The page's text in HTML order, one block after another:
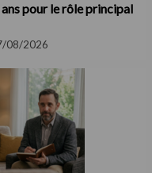
pour le rôle principal
08/2026